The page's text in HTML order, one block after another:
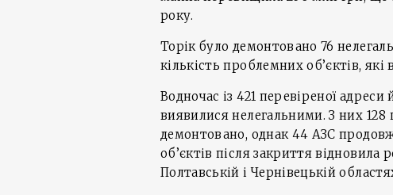
року.
Торік було демонтовано 76
кількість проблемних об’єктів,
Водночас із 421 перевіреної
виявилися нелегальними. З них
демонтовано, однак 44 АЗС
об’єктів після закриття відновила
Полтавській і Чернівецькій